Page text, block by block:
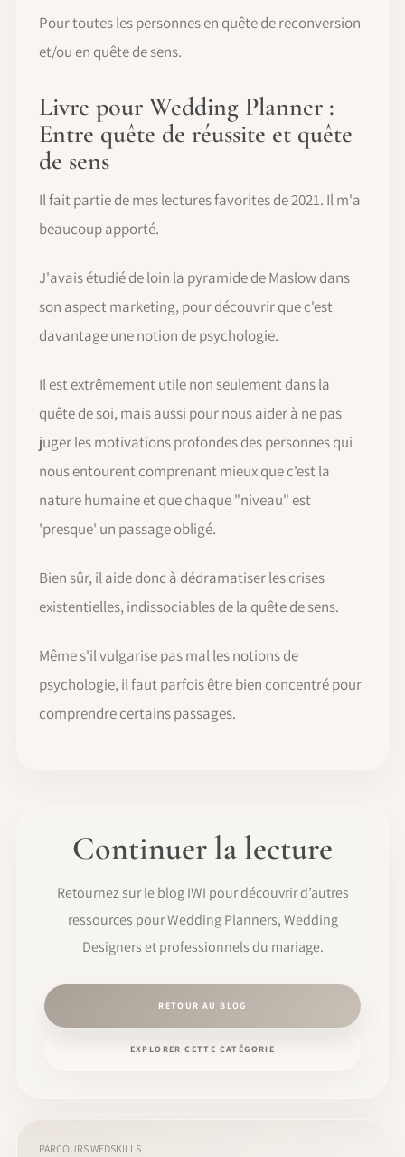
Pour toutes les personnes en quête de reconversion
et/ou en quête de sens.
Livre pour Wedding Planner :
Entre quête de réussite et quête
de sens
Il fait partie de mes lectures favorites de 2021. Il m'a
beaucoup apporté.
J'avais étudié de loin la pyramide de Maslow dans
son aspect marketing, pour découvrir que c'est
davantage une notion de psychologie.
Il est extrêmement utile non seulement dans la
quête de soi, mais aussi pour nous aider à ne pas
juger les motivations profondes des personnes qui
nous entourent comprenant mieux que c'est la
nature humaine et que chaque "niveau" est
'presque' un passage obligé.
Bien sûr, il aide donc à dédramatiser les crises
existentielles, indissociables de la quête de sens.
Même s'il vulgarise pas mal les notions de
psychologie, il faut parfois être bien concentré pour
comprendre certains passages.
Continuer la lecture
Retournez sur le blog IWI pour découvrir d’autres
ressources pour Wedding Planners, Wedding
Designers et professionnels du mariage.
RETOUR AU BLOG
EXPLORER CETTE CATÉGORIE
PARCOURS WEDSKILLS